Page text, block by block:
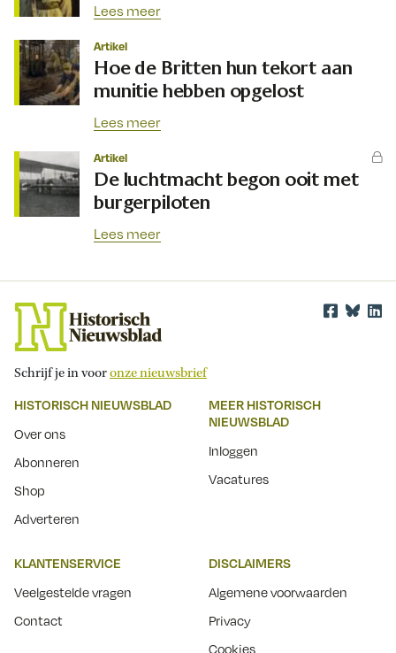
Lees meer
Artikel
Hoe de Britten hun tekort aan
munitie hebben opgelost
Lees meer
Artikel
De luchtmacht begon ooit met
burgerpiloten
Lees meer
Schrijf je in vooronze nieuwsbrief
HISTORISCH NIEUWSBLAD
Over ons
Abonneren
Shop
Adverteren
MEER HISTORISCH
NIEUWSBLAD
Inloggen
Vacatures
KLANTENSERVICE
Veelgestelde vragen
Contact
DISCLAIMERS
Algemene voorwaarden
Privacy
Cookies